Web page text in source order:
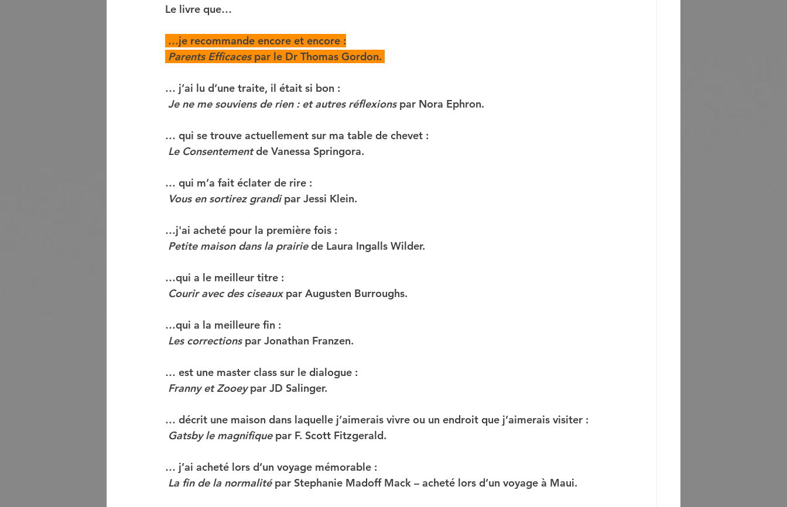
Le livre que…
…je recommande encore et encore :
Parents Efficaces par le Dr Thomas Gordon.
… j’ai lu d’une traite, il était si bon :
Je ne me souviens de rien : et autres réflexions par Nora Ephron.
… qui se trouve actuellement sur ma table de chevet :
Le Consentement de Vanessa Springora.
… qui m’a fait éclater de rire :
Vous en sortirez grandi par Jessi Klein.
…j'ai acheté pour la première fois :
Petite maison dans la prairie de Laura Ingalls Wilder.
…qui a le meilleur titre :
Courir avec des ciseaux par Augusten Burroughs.
…qui a la meilleure fin :
Les corrections par Jonathan Franzen.
… est une master class sur le dialogue :
Franny et Zooey par JD Salinger.
… décrit une maison dans laquelle j’aimerais vivre ou un endroit que j’aimerais visiter :
Gatsby le magnifique par F. Scott Fitzgerald.
… j’ai acheté lors d’un voyage mémorable :
La fin de la normalité par Stephanie Madoff Mack – acheté lors d’un voyage à Maui.